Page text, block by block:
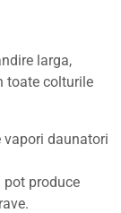
larga,
toate colturile
vapori daunatori
pot produce